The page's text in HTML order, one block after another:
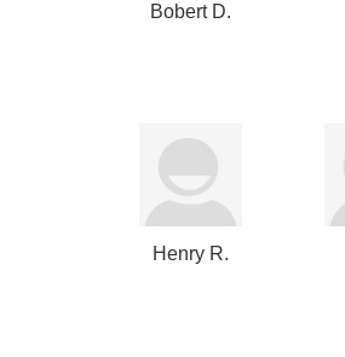
Bobert D.
Henry R.